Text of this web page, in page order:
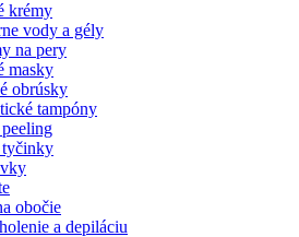
krémy
vody a gély
na pery
masky
obrúsky
tampóny
tyčinky
obočie
a depiláciu